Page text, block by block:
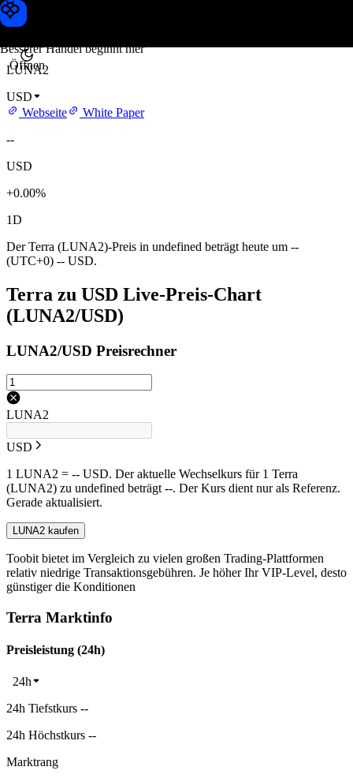
Besserer Handel beginnt hier
Öffnen
Terra Kurs
LUNA2
USD
Webseite
White Paper
--
USD
+0.00%
1D
Der Terra (LUNA2)-Preis in undefined beträgt heute um --
(UTC+0) -- USD.
Terra zu USD Live-Preis-Chart
(LUNA2/USD)
LUNA2/USD Preisrechner
LUNA2
USD
1 LUNA2 = -- USD. Der aktuelle Wechselkurs für 1 Terra
(LUNA2) zu undefined beträgt --. Der Kurs dient nur als Referenz.
Gerade aktualisiert.
LUNA2 kaufen
Toobit bietet im Vergleich zu vielen großen Trading-Plattformen
relativ niedrige Transaktionsgebühren. Je höher Ihr VIP-Level, desto
günstiger die Konditionen
Terra Marktinfo
Preisleistung (24h)
24h
24h Tiefstkurs --
24h Höchstkurs --
Marktrang